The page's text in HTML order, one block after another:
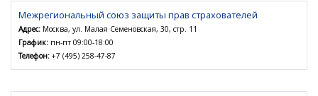
Межрегиональный союз защиты прав страхователей
Адрес: Москва, ул. Малая Семеновская, 30, стр. 11
График: пн-пт 09:00-18:00
Телефон: +7 (495) 258-47-87